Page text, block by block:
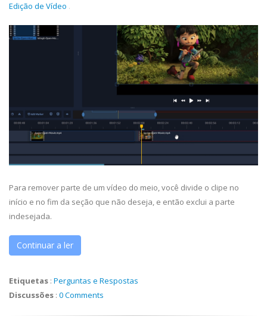
Edição de Vídeo .
Para remover parte de um vídeo do meio, você divide o clipe no
início e no fim da seção que não deseja, e então exclui a parte
indesejada.
Continuar a ler
Etiquetas : Perguntas e Respostas
Discussões : 0 Comments